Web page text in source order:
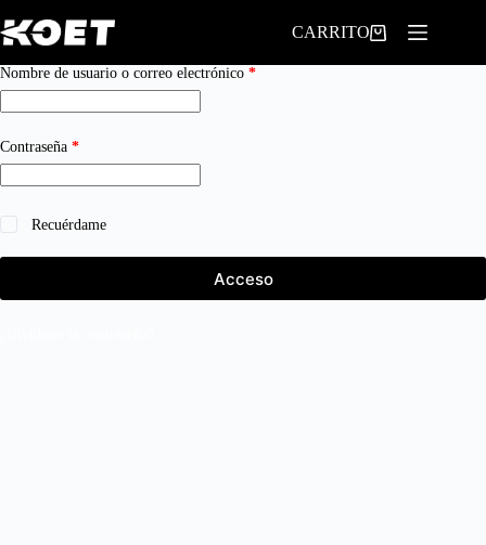
al
contenido
CARRITO
Nombre de usuario o correo electrónico *Obligatorio
Contraseña *Obligatorio
Recuérdame
Acceso